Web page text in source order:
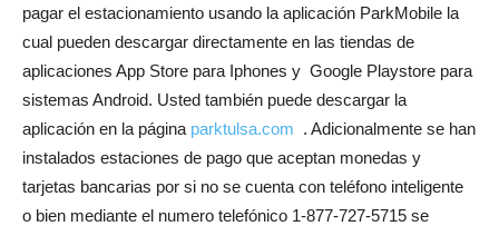
pagar el estacionamiento usando la aplicación ParkMobile la
cual pueden descargar directamente en las tiendas de
aplicaciones App Store para Iphones y Google Playstore para
sistemas Android. Usted también puede descargar la
aplicación en la página parktulsa.com . Adicionalmente se han
instalados estaciones de pago que aceptan monedas y
tarjetas bancarias por si no se cuenta con teléfono inteligente
o bien mediante el numero telefónico 1-877-727-5715 se